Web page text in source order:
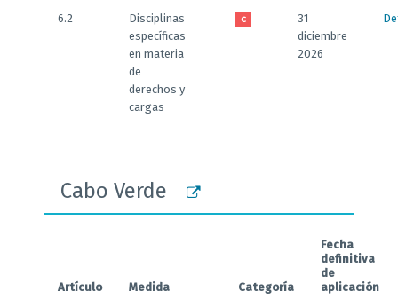
6.2
Disciplinas
específicas
en materia
de
derechos y
cargas
C
31
diciembre
2026
Cabo Verde
Artículo Medida Categoría
Fecha
definitiva
de
aplicación